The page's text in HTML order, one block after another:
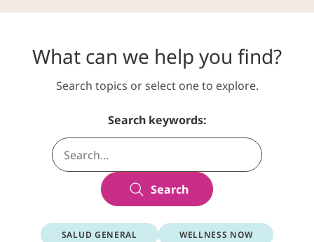
What can we help you find?
Search topics or select one to explore.
Search keywords:
Search
SALUD GENERAL WELLNESS NOW